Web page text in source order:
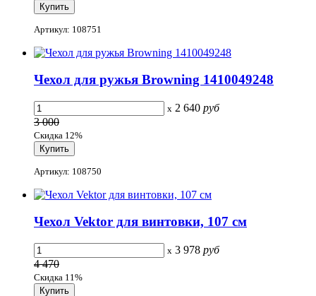
Артикул: 108751
Чехол для ружья Browning 1410049248
x 2 640 руб
3 000
Скидка 12%
Артикул: 108750
Чехол Vektor для винтовки, 107 см
x 3 978 руб
4 470
Скидка 11%